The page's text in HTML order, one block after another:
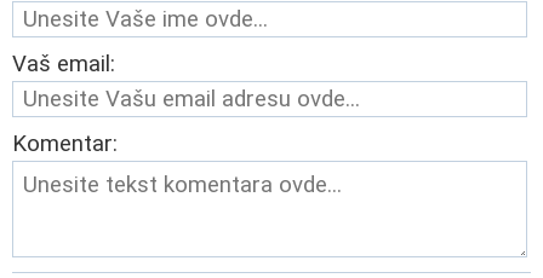
Vaš email:
Komentar: